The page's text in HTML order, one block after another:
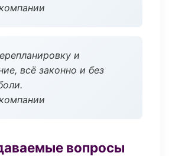
и
всё законно и без
вопросы